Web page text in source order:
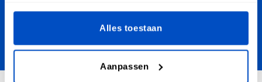
Alles toestaan
Aanpassen
Service